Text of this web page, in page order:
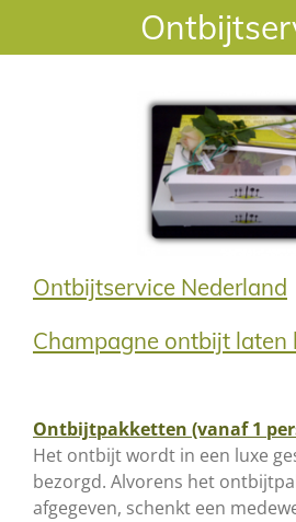
Ontbijtservice Nederland
Champagne ontbijt laten
Ontbijtpakketten (vanaf 1
Het ontbijt wordt in een luxe
bezorgd. Alvorens het
afgegeven, schenkt een